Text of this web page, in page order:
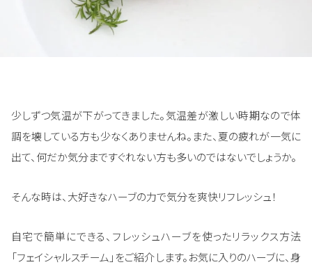
少しずつ気温が下がってきました。気温差が激しい時期なので体
調を壊している方も少なくありませんね。また、夏の疲れが一気に
出て、何だか気分まですぐれない方も多いのではないでしょうか。
そんな時は、大好きなハーブの力で気分を爽快リフレッシュ！
自宅で簡単にできる、フレッシュハーブを使ったリラックス方法
「フェイシャルスチーム」をご紹介します。お気に入りのハーブに、身